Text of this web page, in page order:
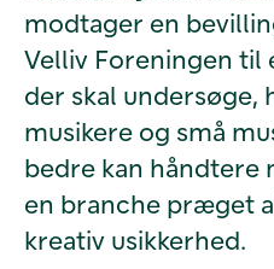
modtager en
Velliv Foreningen til
der skal undersøge,
musikere og små
bedre kan håndtere
en branche præget
kreativ usikkerhed.